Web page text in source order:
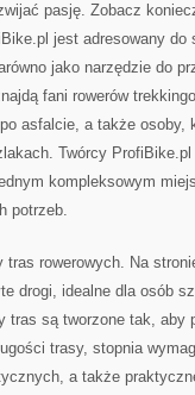
pasję. Zobacz
jest adresowany do
jako narzędzie do
fani rowerów
asfalcie, a także osoby,
Twórcy
kompleksowym
potrzeb.
rowerowych. Na
drogi, idealne dla osób
tras są tworzone tak, aby
trasy, stopnia
a także